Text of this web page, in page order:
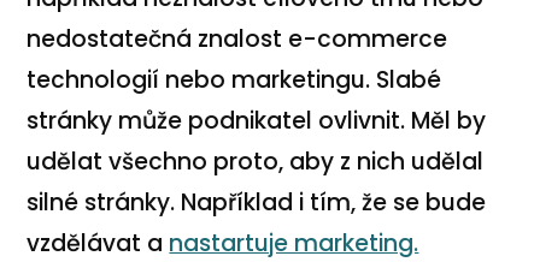
nedostatečná znalost e-commerce
technologií nebo marketingu. Slabé
stránky může podnikatel ovlivnit. Měl by
udělat všechno proto, aby z nich udělal
silné stránky. Například i tím, že se bude
vzdělávat a nastartuje marketing.